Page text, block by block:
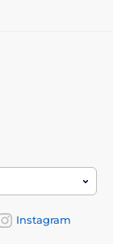
Instagram